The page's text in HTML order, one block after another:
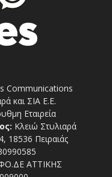
Communications
και ΣΙΑ Ε.Ε.
Εταιρεία
Κλειώ Στυλιαρά
18536 Πειραιάς
ΑΤΤΙΚΗΣ